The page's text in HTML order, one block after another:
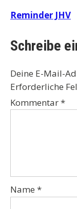
Reminder JHV
Schreibe
Deine E-Mail-
Erforderliche
Kommentar*
Name *